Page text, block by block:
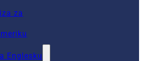
za
Englesku